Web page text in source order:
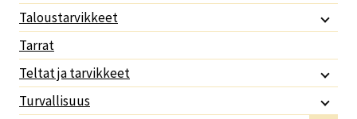
Taloustarvikkeet
Tarrat
Teltat ja tarvikkeet
Turvallisuus